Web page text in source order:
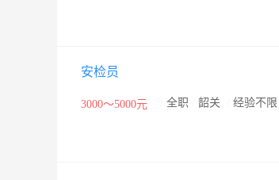
安检员
3000～5000元 全职 韶关 经验不限